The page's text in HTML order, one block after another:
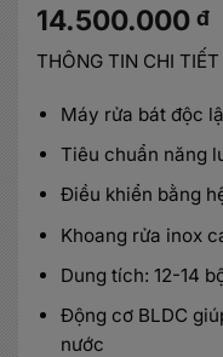
14.500.000 đ
THÔNG TIN CHI
Máy rửa bát độc
Tiêu chuẩn năng
Điều khiển bằng
Khoang rửa inox
Dung tích: 12-14
Động cơ BLDC
nước